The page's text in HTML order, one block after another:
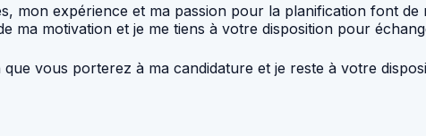
mon expérience et ma passion pour la planification font
ma motivation et je me tiens à votre disposition pour
vous porterez à ma candidature et je reste à votre